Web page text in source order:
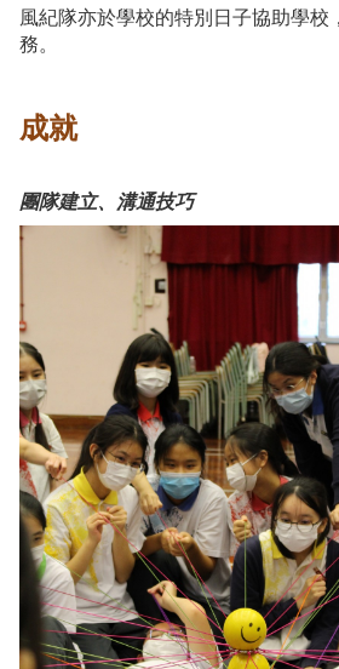
風紀隊亦於學校的特別日子協助學校
務。
成就
團隊建立、溝通技巧